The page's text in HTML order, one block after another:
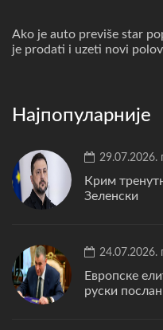
Ako je auto previše star
je prodati i uzeti novi
Најпопуларније
29.07.2026.
Крим
Зеленски
24.07.2026.
Европске
руски